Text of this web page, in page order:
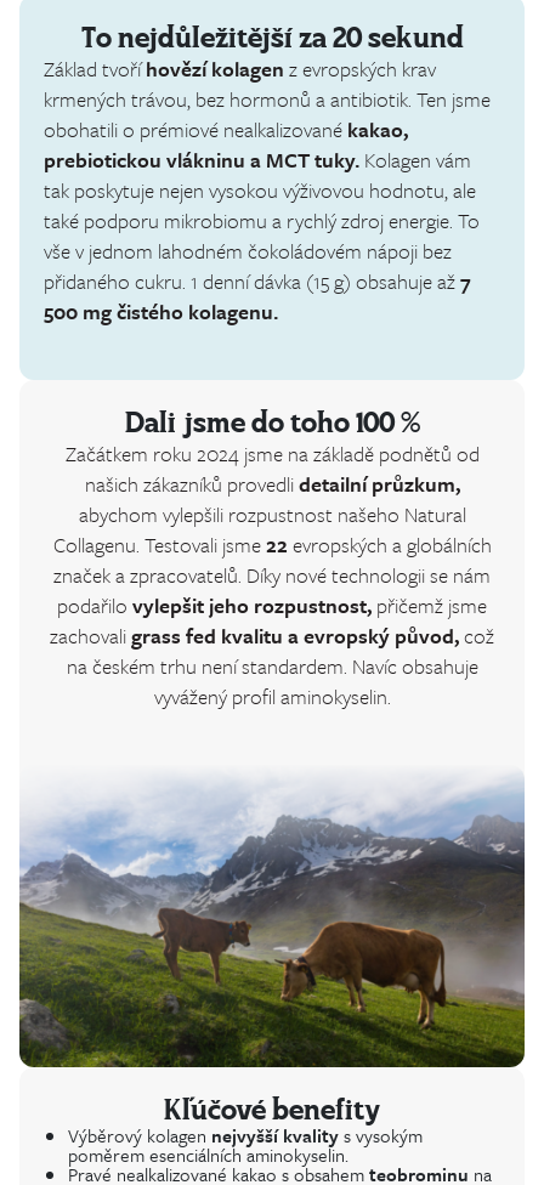
To nejdůležitější za 20 sekund
Základ tvoříhovězí kolagen z evropských krav
krmených trávou, bez hormonů a antibiotik. Ten jsme
obohatili o prémiové nealkalizované kakao,
prebiotickou vlákninu a MCT tuky. Kolagen vám
tak poskytuje nejen vysokou výživovou hodnotu, ale
také podporu mikrobiomu a rychlý zdroj energie. To
vše v jednom lahodném čokoládovém nápoji bez
přidaného cukru. 1 denní dávka (15 g) obsahuje až7
500 mg čistého kolagenu.
Dali jsme do toho 100 %
Začátkem roku 2024 jsme na základě podnětů od
našich zákazníků provedlidetailní průzkum,
abychom vylepšili rozpustnost našeho Natural
Collagenu. Testovali jsme22 evropských a globálních
značek a zpracovatelů. Díky nové technologii se nám
podařilo vylepšit jeho rozpustnost, přičemž jsme
zachovaligrass fed kvalitu a evropský původ,což
na českém trhu není standardem. Navíc obsahuje
vyvážený profil aminokyselin.
Kľúčové benefity
Výběrový kolagen nejvyšší kvalitys vysokým
poměrem esenciálních aminokyselin.
Pravé nealkalizované kakao s obsahemteobrominu na